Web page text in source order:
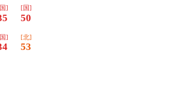
] [国]
50
] [北]
53